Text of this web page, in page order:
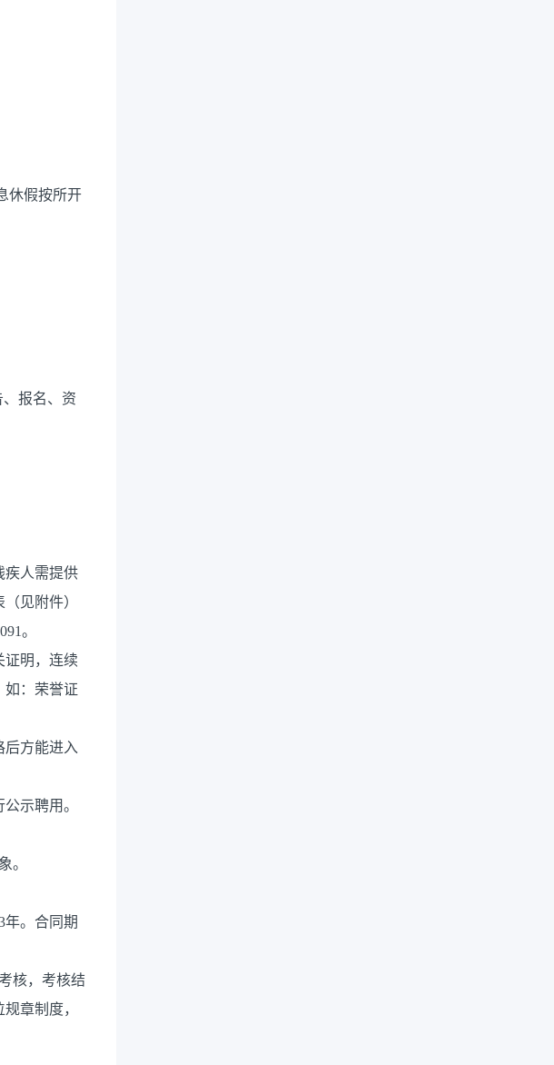
休假按所开
报名、资
疾人需提供
见附件）
。
证明，连续
如：荣誉证
后方能进入
示聘用。
。
年。合同期
核，考核结
章制度，